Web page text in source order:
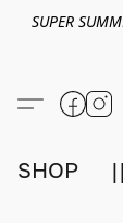
SUPER
SHOP